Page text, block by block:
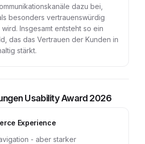
dazu bei,
besonders vertrauenswürdig
Insgesamt entsteht so ein
das das Vertrauen der Kunden in
stärkt.
Usability Award 2026
Experience
- aber starker